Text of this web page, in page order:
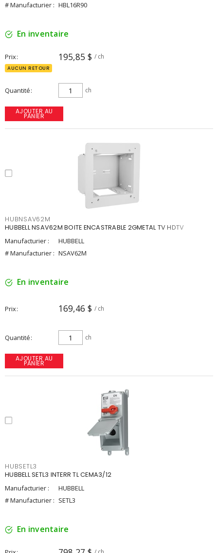
# Manufacturier : HBL16R90
En inventaire
Prix 195,85 $ / ch
AUCUN RETOUR
Quantité ch
AJOUTER AU
PANIER
HUBNSAV62M
HUBBELL NSAV62M BOITE ENCASTRABLE 2GMETAL TV HDTV
Manufacturier :
HUBBELL
# Manufacturier : NSAV62M
En inventaire
Prix 169,46 $ / ch
Quantité ch
AJOUTER AU
PANIER
HUBSETL3
HUBBELL SETL3 INTERR TL CEMA3/12
Manufacturier :
HUBBELL
# Manufacturier : SETL3
En inventaire